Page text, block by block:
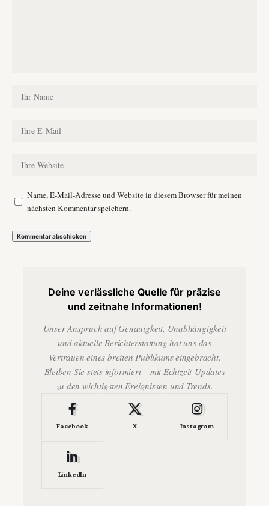
Name, E-Mail-Adresse und Website in diesem Browser für meinen
nächsten Kommentar speichern.
Deine verlässliche Quelle für präzise
und zeitnahe Informationen!
Unser Anspruch auf Genauigkeit, Unabhängigkeit
und aktuelle Berichterstattung hat uns das
Vertrauen eines breiten Publikums eingebracht.
Bleiben Sie stets informiert – mit Echtzeit-Updates
zu den wichtigsten Ereignissen und Trends.
Facebook X Instagram
LinkedIn